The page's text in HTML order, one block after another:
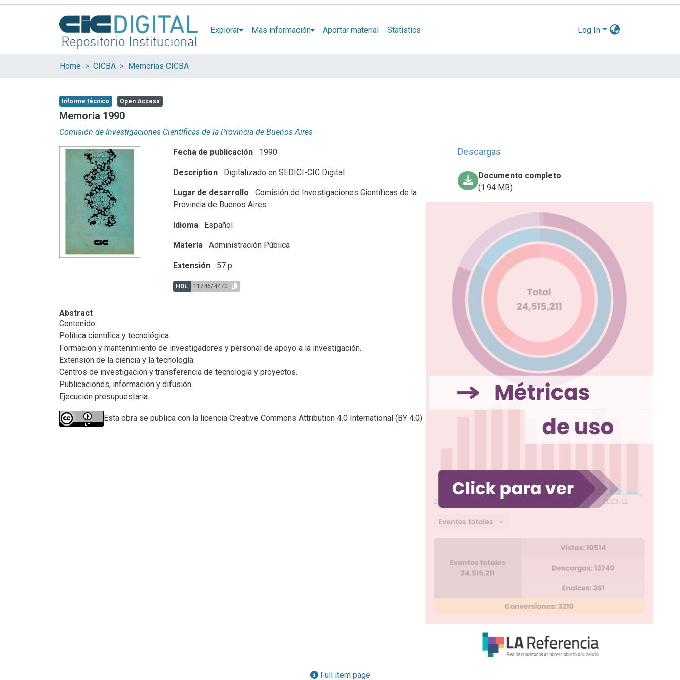
Explorar Mas información Aportar material Statistics Log In
Home CICBA Memorias CICBA
Informe técnico Open Access
Memoria 1990
Comisión de Investigaciones Científicas de la Provincia de Buenos Aires
Fecha de publicación 1990
Description Digitalizado en SEDICI-CIC Digital
Lugar de desarrollo
Comisión de Investigaciones Científicas de la
Provincia de Buenos Aires
Idioma Español
Materia Administración Pública
Extensión 57 p.
HDL 11746/4470
Descargas
Documento completo
(1.94 MB)
Abstract
Contenido:
Política científica y tecnológica.
Formación y mantenimiento de investigadores y personal de apoyo a la investigación.
Extensión de la ciencia y la tecnología.
Centros de investigación y transferencia de tecnología y proyectos.
Publicaciones, información y difusión.
Ejecución presupuestaria.
Esta obra se publica con la licencia Creative Commons Attribution 4.0 International (BY 4.0)
Full item page